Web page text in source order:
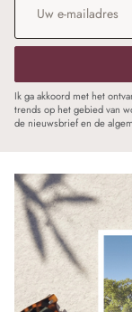
Ik ga akkoord met het
trends op het gebied van
de nieuwsbrief en de